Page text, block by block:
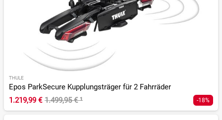
THULE
Epos ParkSecure Kupplungsträger für 2 Fahrräder
1.219,99 € 1.499,95 €¹ -18%